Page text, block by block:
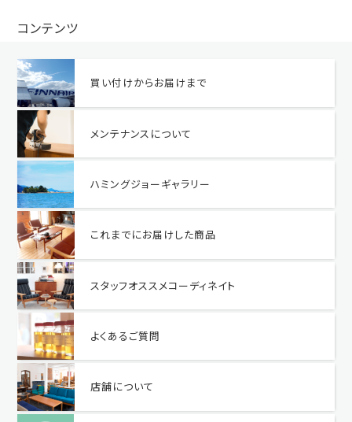
コンテンツ
買い付けからお届けまで
メンテナンスについて
ハミングジョーギャラリー
これまでにお届けした商品
スタッフオススメコーディネイト
よくあるご質問
店舗について